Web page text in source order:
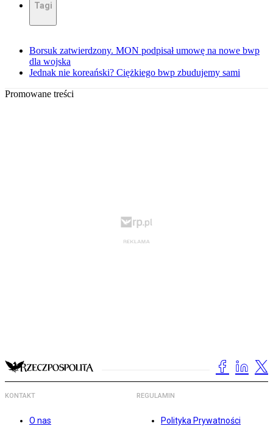
Tagi
Borsuk zatwierdzony. MON podpisał umowę na nowe bwp
dla wojska
Jednak nie koreański? Ciężkiego bwp zbudujemy sami
Promowane treści
KONTAKT
O nas
REGULAMIN
Polityka Prywatności